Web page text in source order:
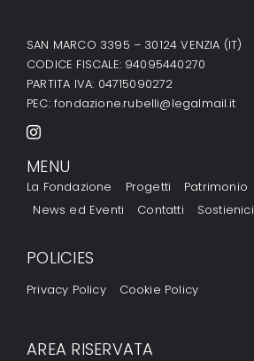
SAN MARCO 3395 – 30124 VENZIA (IT)
CODICE FISCALE: 94095440270
PARTITA IVA: 04715090272
PEC: fondazione.rubelli@legalmail.it
MENU
La Fondazione Progetti Patrimonio
News ed Eventi
Contatti Sostienici
POLICIES
Privacy Policy Cookie Policy
AREA RISERVATA